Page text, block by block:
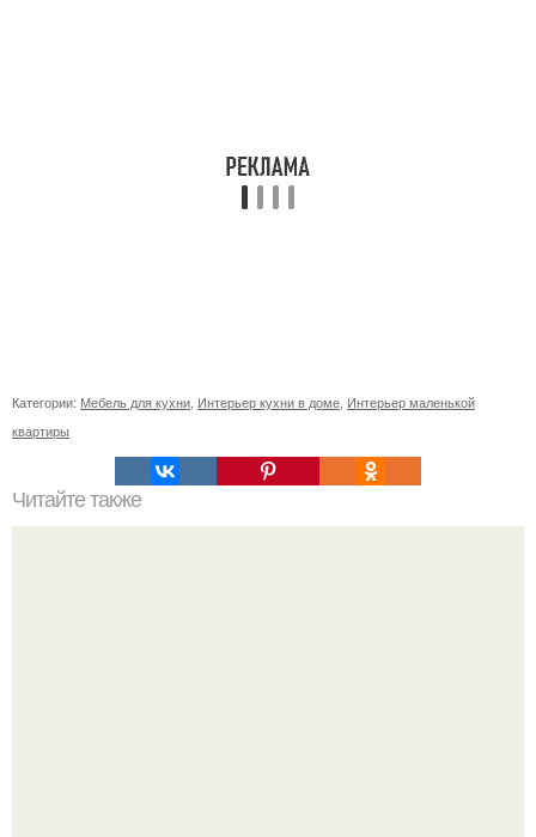
Категории: Мебель для кухни Интерьер кухни в доме Интерьер маленькой
квартиры
Читайте также